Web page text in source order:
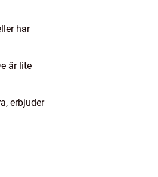
har
är lite
erbjuder